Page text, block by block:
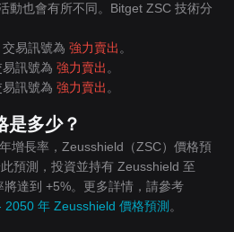
動也會有所不同。Bitget ZSC 技術分
易訊號為 強力賣出 。
訊號為 強力賣出 。
訊號為 強力賣出 。
是多少？
增長率，Zeusshield（ZSC）價格預
預測，投資並持有 Zeusshield 至
達到 +5%。更多詳情，請參考
年 Zeusshield 價格預測 。